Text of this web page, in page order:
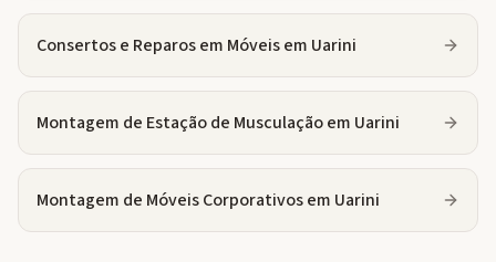
Consertos e Reparos em Móveisem Uarini
Montagem de Estação de Musculaçãoem Uarini
Montagem de Móveis Corporativosem Uarini